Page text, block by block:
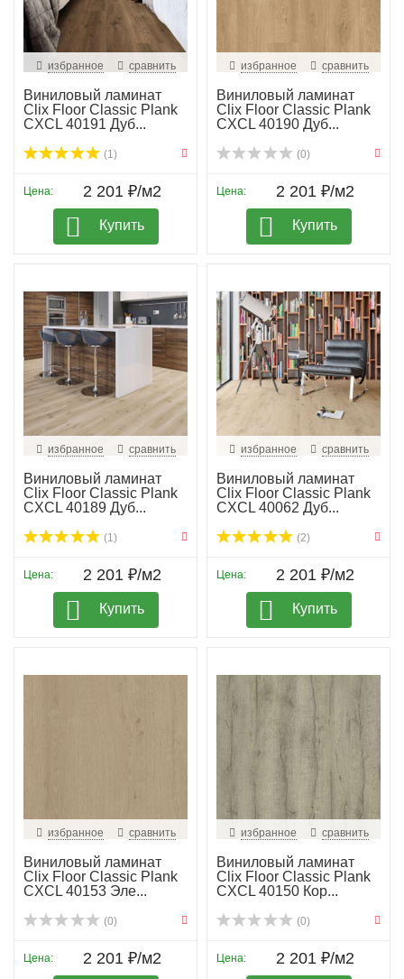
избранное сравнить
Виниловый ламинат
Clix Floor Classic Plank
CXCL 40191 Дуб...
(1)
Цена: 2 201 ₽/м2
Купить
избранное сравнить
Виниловый ламинат
Clix Floor Classic Plank
CXCL 40190 Дуб...
(0)
Цена: 2 201 ₽/м2
Купить
избранное сравнить
Виниловый ламинат
Clix Floor Classic Plank
CXCL 40189 Дуб...
(1)
Цена: 2 201 ₽/м2
Купить
избранное сравнить
Виниловый ламинат
Clix Floor Classic Plank
CXCL 40062 Дуб...
(2)
Цена: 2 201 ₽/м2
Купить
избранное сравнить
Виниловый ламинат
Clix Floor Classic Plank
CXCL 40153 Эле...
(0)
Цена: 2 201 ₽/м2
избранное сравнить
Виниловый ламинат
Clix Floor Classic Plank
CXCL 40150 Кор...
(0)
Цена: 2 201 ₽/м2